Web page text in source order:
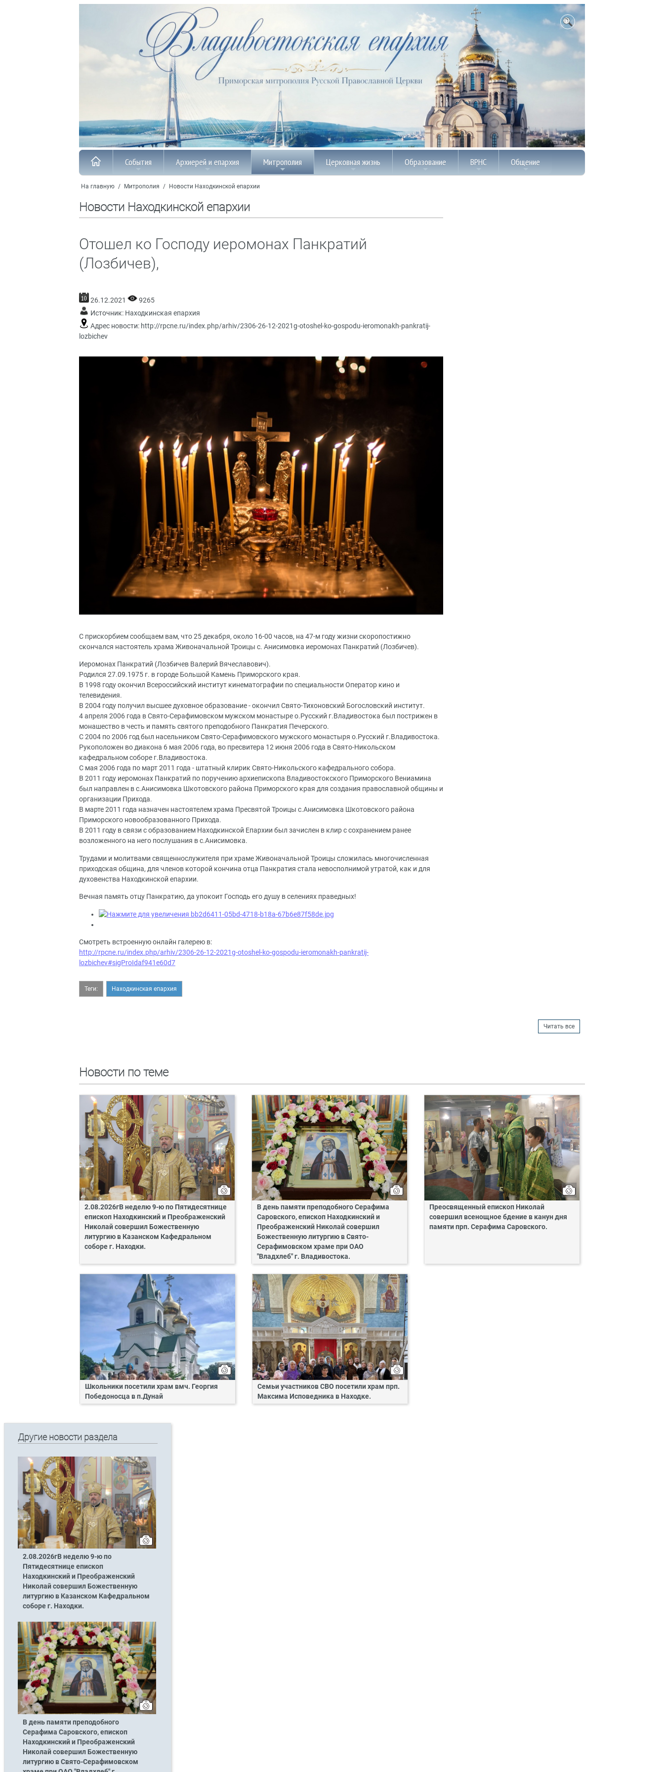
События Архиерей и епархия Митрополия Церковная жизнь Образование ВРНС Общение
На главную / Митрополия / Новости Находкинской епархии
Новости Находкинской епархии
Отошел ко Господу иеромонах Панкратий
(Лозбичев),
26.12.2021
9265
Источник: Находкинская епархия
Адрес новости: http://rpcne.ru/index.php/arhiv/2306-26-12-2021g-otoshel-ko-gospodu-ieromonakh-pankratij-
lozbichev
С прискорбием сообщаем вам, что 25 декабря, около 16-00 часов, на 47-м году жизни скоропостижно
скончался настоятель храма Живоначальной Троицы с. Анисимовка иеромонах Панкратий (Лозбичев).
Иеромонах Панкратий (Лозбичев Валерий Вячеславович).
Родился 27.09.1975 г. в городе Большой Камень Приморского края.
В 1998 году окончил Всероссийский институт кинематографии по специальности Оператор кино и
телевидения.
В 2004 году получил высшее духовное образование - окончил Свято-Тихоновский Богословский институт.
4 апреля 2006 года в Свято-Серафимовском мужском монастыре о.Русский г.Владивостока был пострижен в
монашество в честь и память святого преподобного Панкратия Печерского.
С 2004 по 2006 год был насельником Свято-Серафимовского мужского монастыря о.Русский г.Владивостока.
Рукоположен во диакона 6 мая 2006 года, во пресвитера 12 июня 2006 года в Свято-Никольском
кафедральном соборе г.Владивостока.
С мая 2006 года по март 2011 года - штатный клирик Свято-Никольского кафедрального собора.
В 2011 году иеромонах Панкратий по поручению архиепископа Владивостокского Приморского Вениамина
был направлен в с.Анисимовка Шкотовского района Приморского края для создания православной общины и
организации Прихода.
В марте 2011 года назначен настоятелем храма Пресвятой Троицы с.Анисимовка Шкотовского района
Приморского новообразованного Прихода.
В 2011 году в связи с образованием Находкинской Епархии был зачислен в клир с сохранением ранее
возложенного на него послушания в с.Анисимовка.
Трудами и молитвами священнослужителя при храме Живоначальной Троицы сложилась многочисленная
приходская община, для членов которой кончина отца Панкратия стала невосполнимой утратой, как и для
духовенства Находкинской епархии.
Вечная память отцу Панкратию, да упокоит Господь его душу в селениях праведных!
Смотреть встроенную онлайн галерею в:
http://rpcne.ru/index.php/arhiv/2306-26-12-2021g-otoshel-ko-gospodu-ieromonakh-pankratij-
lozbichev#sigProIdaf941e60d7
Теги: Находкинская епархия
Читать все
Новости по теме
2.08.2026гВ неделю 9-ю по Пятидесятнице
епископ Находкинский и Преображенский
Николай совершил Божественную
литургию в Казанском Кафедральном
соборе г. Находки.
В день памяти преподобного Серафима
Саровского, епископ Находкинский и
Преображенский Николай совершил
Божественную литургию в Свято-
Серафимовском храме при ОАО
"Владхлеб" г. Владивостока.
Преосвященный епископ Николай
совершил всенощное бдение в канун дня
памяти прп. Серафима Саровского.
Школьники посетили храм вмч. Георгия
Победоносца в п.Дунай
Семьи участников СВО посетили храм прп.
Максима Исповедника в Находке.
Другие новости раздела
2.08.2026гВ неделю 9-ю по
Пятидесятнице епископ
Находкинский и Преображенский
Николай совершил Божественную
литургию в Казанском Кафедральном
соборе г. Находки.
В день памяти преподобного
Серафима Саровского, епископ
Находкинский и Преображенский
Николай совершил Божественную
литургию в Свято-Серафимовском